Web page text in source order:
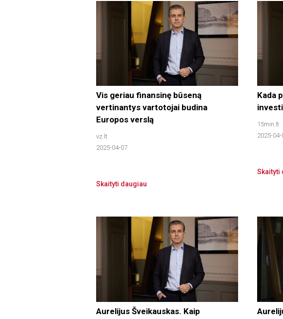
Vis geriau finansinę būseną
vertinantys vartotojai budina
Europos verslą
vz.lt
2025-04-07
Skaityti daugiau
Kada
15min.lt
2025-04-
Skaityti
Aurelijus Šveikauskas. Kaip